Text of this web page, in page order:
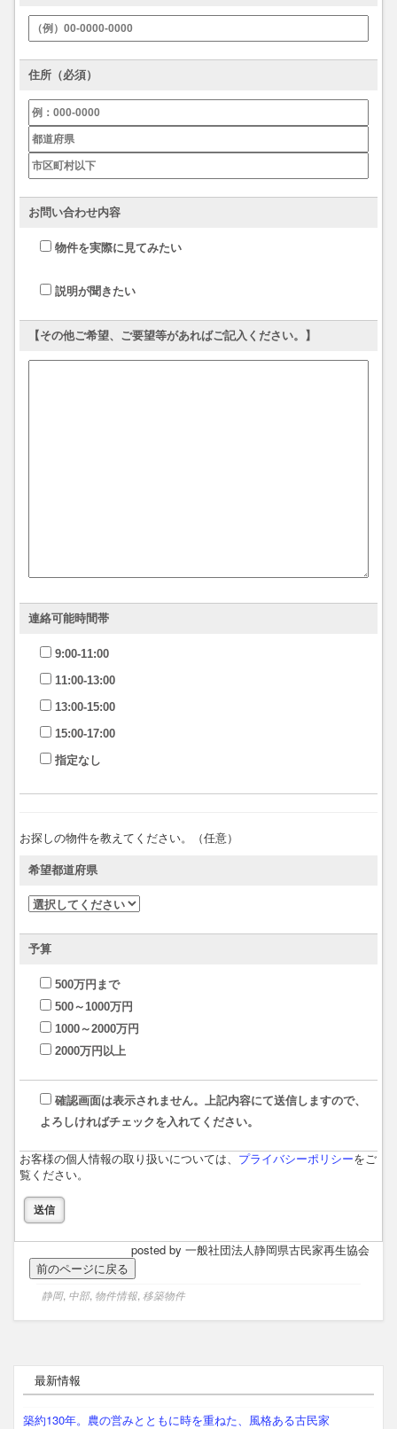
住所（必須）
お問い合わせ内容
物件を実際に見てみたい
説明が聞きたい
【その他ご希望、ご要望等があればご記入ください。】
連絡可能時間帯
9:00-11:00
11:00-13:00
13:00-15:00
15:00-17:00
指定なし
お探しの物件を教えてください。（任意）
希望都道府県
予算
500万円まで
500～1000万円
1000～2000万円
2000万円以上
確認画面は表示されません。上記内容にて送信しますので、
よろしければチェックを入れてください。
お客様の個人情報の取り扱いについては、 プライバシーポリシーをご
覧ください。
posted by 一般社団法人静岡県古民家再生協会
静岡, 中部, 物件情報, 移築物件
最新情報
築約130年。農の営みとともに時を重ねた、風格ある古民家